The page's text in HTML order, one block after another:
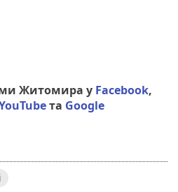
Житомира у Facebook,
та Google